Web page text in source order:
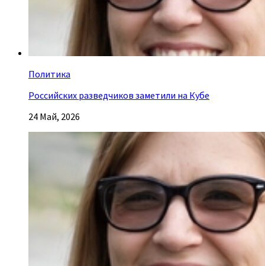
Политика
Российских разведчиков заметили на Кубе
24 Май, 2026